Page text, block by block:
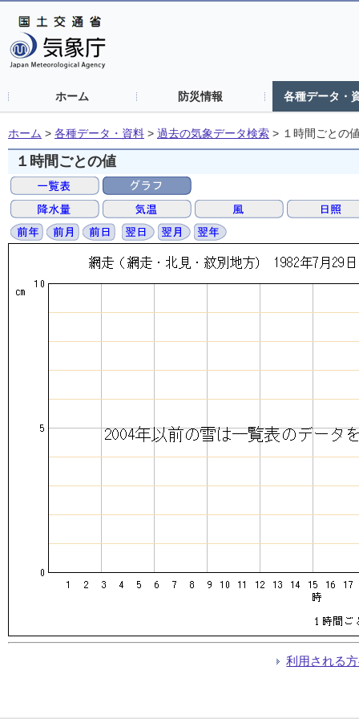
ホーム 防災情報 各種データ・
ホーム > 各種データ・資料 > 過去の気象データ検索 > １時間ごとの
１時間ごとの値
利用される